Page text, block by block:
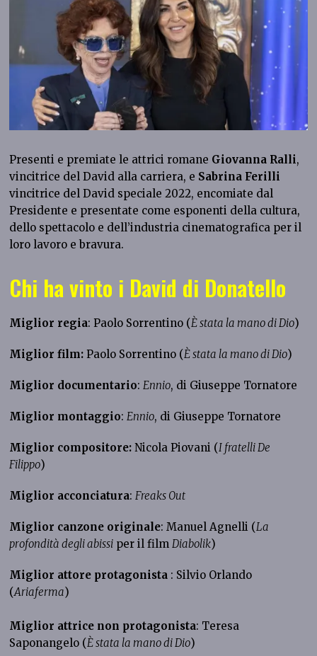
Presenti e premiate le attrici romane Giovanna Ralli,
vincitrice del David alla carriera, e Sabrina Ferilli
vincitrice del David speciale 2022, encomiate dal
Presidente e presentate come esponenti della cultura,
dello spettacolo e dell’industria cinematografica per il
loro lavoro e bravura.
Chi ha vinto i David di Donatello
Miglior regia: Paolo Sorrentino (È stata la mano di Dio)
Miglior film: Paolo Sorrentino (È stata la mano di Dio)
Miglior documentario: Ennio, di Giuseppe Tornatore
Miglior montaggio: Ennio, di Giuseppe Tornatore
Miglior compositore:Nicola Piovani (I fratelli De
Filippo)
Miglior acconciatura: Freaks Out
Miglior canzone originale: Manuel Agnelli (La
profondità degli abissi per il film Diabolik)
Miglior attore protagonista : Silvio Orlando
(Ariaferma)
Miglior attrice non protagonista: Teresa
Saponangelo (È stata la mano di Dio)